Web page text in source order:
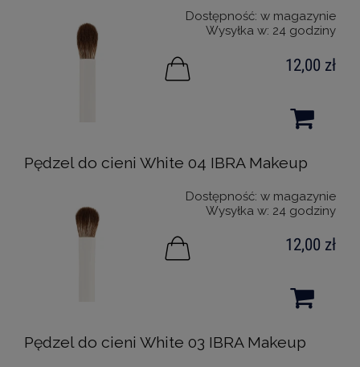
Dostępność: w magazynie
Wysyłka w: 24 godziny
12,00 zł
Pędzel do cieni White 04 IBRA Makeup
Dostępność: w magazynie
Wysyłka w: 24 godziny
12,00 zł
Pędzel do cieni White 03 IBRA Makeup